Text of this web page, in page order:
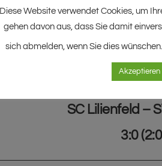
SVg Purgstall –
1:2
SC Lilienfeld –
3:0
Diese Website verwendet Cookies, um
gehen davon aus, dass Sie damit
sich abmelden, wenn Sie dies wünschen.
Akzeptieren